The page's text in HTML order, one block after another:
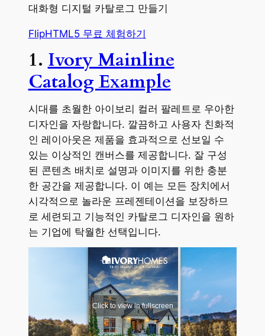
대화형 디지털 카탈로그 만들기
FlipHTML5 무료 체험하기
1. Ivory Mainline
Catalog Example
시대를 초월한 아이보리 컬러 팔레트로 우아한
디자인을 자랑합니다. 깔끔하고 사용자 친화적
인 레이아웃은 제품을 효과적으로 선보일 수
있는 이상적인 캔버스를 제공합니다. 잘 구성
된 콘텐츠 배치로 설명과 이미지를 위한 충분
한 공간을 제공합니다. 이 예는 모든 장치에서
시각적으로 놀라운 프레젠테이션을 보장하므
로 세련되고 기능적인 카탈로그 디자인을 원하
는 기업에 탁월한 선택입니다.